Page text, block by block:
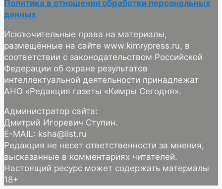
Политика в отношении обработки персональных
данных
Исключительные права на материалы,
размещённые на сайте www.kimrypress.ru, в
соответствии с законодательством Российской
Федерации об охране результатов
интеллектуальной деятельности принадлежат
АНО «Редакция газеты «Кимры Сегодня».
Администратор сайта:
Дмитрий Игоревич Ступин.
E-MAIL: ksha@list.ru
Редакция не несет ответственности за мнения,
высказанные в комментариях читателей.
Настоящий ресурс может содержать материалы
18+